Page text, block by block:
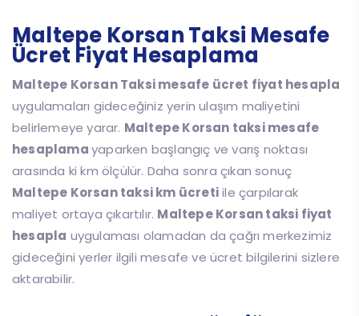
Maltepe Korsan Taksi Mesafe
Ücret Fiyat Hesaplama
Maltepe Korsan Taksi mesafe ücret fiyat hesapla
uygulamaları gideceğiniz yerin ulaşım maliyetini
belirlemeye yarar. Maltepe Korsan taksi mesafe
hesaplamayaparken başlangıç ve varış noktası
arasında ki km ölçülür. Daha sonra çıkan sonuç
Maltepe Korsan taksi km ücretiile çarpılarak
maliyet ortaya çıkartılır. Maltepe Korsan taksi fiyat
hesapla uygulaması olamadan da çağrı merkezimiz
gideceğini yerler ilgili mesafe ve ücret bilgilerini sizlere
aktarabilir.